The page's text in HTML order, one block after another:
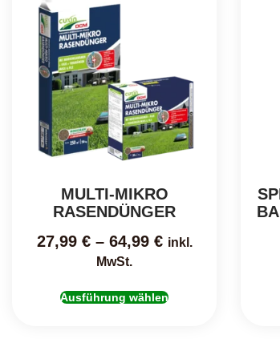
MULTI-MIKRO
RASENDÜNGER
27,99 €– 64,99 € inkl.
MwSt.
Ausführung wählen